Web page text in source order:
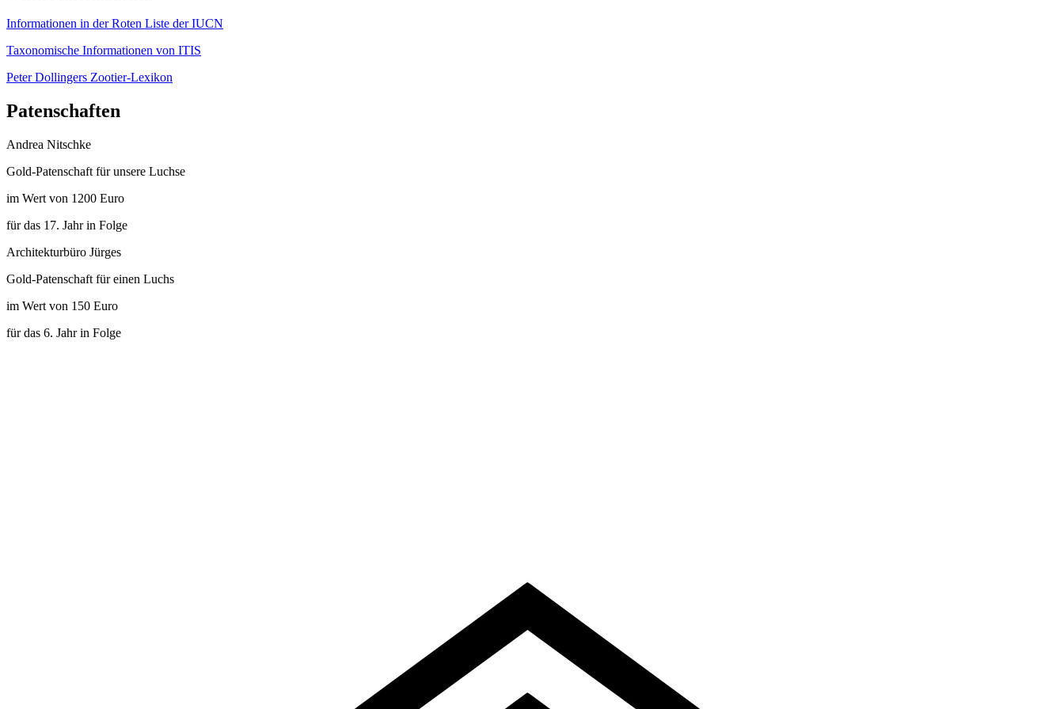
Informationen in der Roten Liste der IUCN
Taxonomische Informationen von ITIS
Peter Dollingers Zootier-Lexikon
Patenschaften
Andrea Nitschke
Gold-Patenschaft für unsere Luchse
im Wert von 1200 Euro
für das 17. Jahr in Folge
Architekturbüro Jürges
Gold-Patenschaft für einen Luchs
im Wert von 150 Euro
für das 6. Jahr in Folge